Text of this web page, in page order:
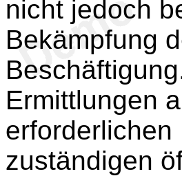
nicht jedoch
Bekämpfung
Ermittlungen
zuständigen